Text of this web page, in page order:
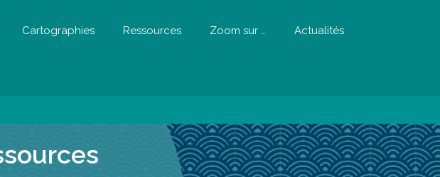
Cartographies Ressources Zoom sur … Actualités